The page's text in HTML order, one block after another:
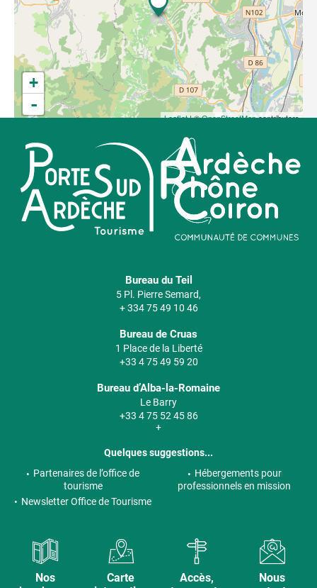
+
-
Leaflet| ©OpenStreetMapcontributors
Bureau du Teil
5 Pl. Pierre Semard,
+ 334 75 49 10 46
Bureau de Cruas
1 Place de la Liberté
+33 4 75 49 59 20
Bureau d’Alba-la-Romaine
Le Barry
+33 4 75 52 45 86
+
Quelques suggestions...
Partenaires de l’office de
tourisme
Hébergements pour
professionnels en mission
Newsletter Office de Tourisme
Nos
Carte
Accès,
Nous